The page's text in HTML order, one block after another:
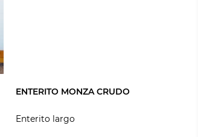
ENTERITO MONZA CRUDO
Enterito largo